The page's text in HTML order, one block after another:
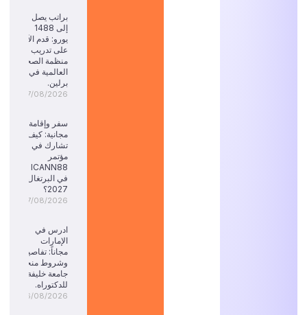
براتب يصل
إلى 1488
يورو: قدم الآن
على تدريب
منظمة الصحة
العالمية في
برلين.
07/08/2026
سفر وإقامة
مجانية: كيف
تشارك في
مؤتمر
ICANN88
في البرتغال
2027؟
07/08/2026
ادرس في
الإمارات
مجاناً: تفاصيل
وشروط منحة
جامعة خليفة
للدكتوراه.
06/08/2026